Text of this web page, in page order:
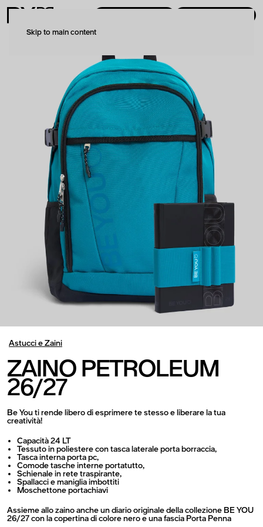
Skip to main content
Astucci e Zaini
ZAINO PETROLEUM
26/27
Be You ti rende libero di esprimere te stesso e liberare la tua
creatività!
Capacità 24 LT
Tessuto in poliestere con tasca laterale porta borraccia,
Tasca interna porta pc,
Comode tasche interne portatutto,
Schienale in rete traspirante,
Spallacci e maniglia imbottiti
Moschettone portachiavi
Assieme allo zaino anche un diario originale della collezione BE YOU
26/27 con la copertina di colore nero e una fascia Porta Penna